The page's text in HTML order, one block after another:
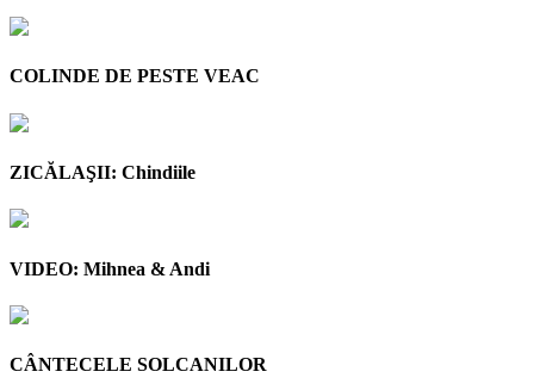
COLINDE DE PESTE VEAC
ZICĂLAŞII: Chindiile
VIDEO: Mihnea & Andi
CÂNTECELE SOLCANILOR